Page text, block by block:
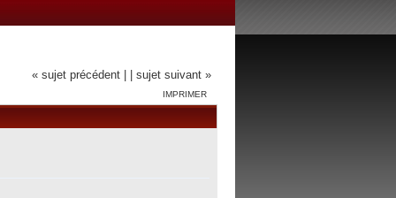
« sujet précédent | | sujet suivant »
IMPRIMER